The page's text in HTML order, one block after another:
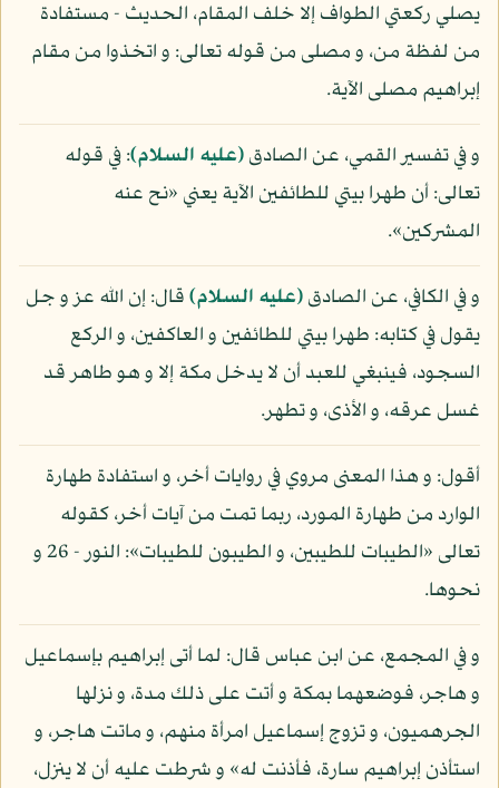
يصلي ركعتي الطواف إلا خلف المقام، الحديث - مستفادة
من لفظة من، و مصلى من قوله تعالى: و اتخذوا من مقام
إبراهيم مصلى الآية.
و في تفسير القمي، عن الصادق(عليه السلام): في قوله
تعالى: أن طهرا بيتي للطائفين الآية يعني «نح عنه
المشركين».
و في الكافي، عن الصادق(عليه السلام)قال: إن الله عز و جل
يقول في كتابه: طهرا بيتي للطائفين و العاكفين، و الركع
السجود، فينبغي للعبد أن لا يدخل مكة إلا و هو طاهر قد
غسل عرقه، و الأذى، و تطهر.
أقول: و هذا المعنى مروي في روايات أخر، و استفادة طهارة
الوارد من طهارة المورد، ربما تمت من آيات أخر، كقوله
تعالى «الطيبات للطيبين، و الطيبون للطيبات»: النور - 26 و
نحوها.
و في المجمع، عن ابن عباس قال: لما أتى إبراهيم بإسماعيل
و هاجر، فوضعهما بمكة و أتت على ذلك مدة، و نزلها
الجرهميون، و تزوج إسماعيل امرأة منهم، و ماتت هاجر، و
استأذن إبراهيم سارة، فأذنت له» و شرطت عليه أن لا ينزل،